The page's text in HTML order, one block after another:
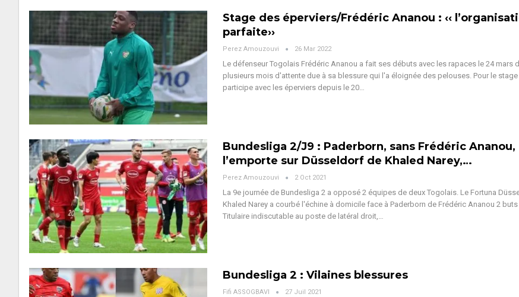
Stage des éperviers/Frédéric Ananou : ‹‹
parfaite››
Perez Amouzouvi 26 Mar 2022
Le défenseur Togolais Frédéric Ananou a fait ses débuts avec les rapaces le 24 mars
plusieurs mois d'attente due à sa blessure qui l'a éloignée des pelouses. Pour le stage
participe avec les éperviers depuis le 20…
Bundesliga 2/J9 : Paderborn, sans Frédéric Ananou,
l’emporte sur Düsseldorf de Khaled Narey,…
Perez Amouzouvi 2 Oct 2021
La 9e journée de Bundesliga 2 a opposé 2 équipes de deux Togolais. Le Fortuna
Khaled Narey a courbé l'échine à domicile face à Paderborn de Frédéric Ananou 2
Titulaire indiscutable au poste de latéral droit,…
Bundesliga 2 : Vilaines blessures
Fifi ASSOGBAVI 27 Juil 2021